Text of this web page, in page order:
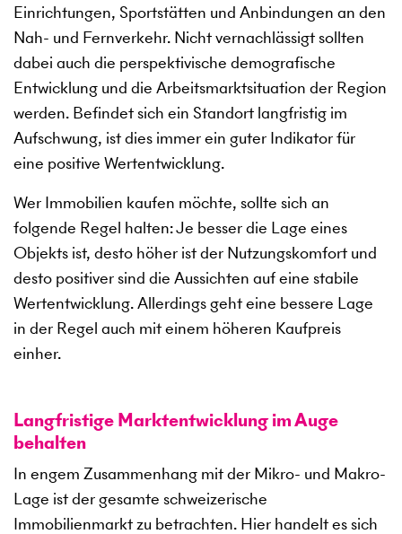
Einrichtungen, Sportstätten und Anbindungen an den
Nah- und Fernverkehr. Nicht vernachlässigt sollten
dabei auch die perspektivische demografische
Entwicklung und die Arbeitsmarktsituation der Region
werden. Befindet sich ein Standort langfristig im
Aufschwung, ist dies immer ein guter Indikator für
eine positive Wertentwicklung.
Wer Immobilien kaufen möchte, sollte sich an
folgende Regel halten: Je besser die Lage eines
Objekts ist, desto höher ist der Nutzungskomfort und
desto positiver sind die Aussichten auf eine stabile
Wertentwicklung. Allerdings geht eine bessere Lage
in der Regel auch mit einem höheren Kaufpreis
einher.
Langfristige Marktentwicklung im Auge
behalten
In engem Zusammenhang mit der Mikro- und Makro-
Lage ist der gesamte schweizerische
Immobilienmarkt zu betrachten. Hier handelt es sich